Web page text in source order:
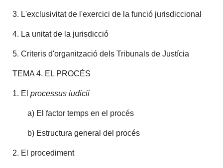
3. L'exclusivitat de l'exercici de la funció jurisdiccional
4. La unitat de la jurisdicció
5. Criteris d'organització dels Tribunals de Justícia
TEMA 4. EL PROCÉS
1. Elprocessus iudicii
a) El factor temps en el procés
b) Estructura general del procés
2. El procediment